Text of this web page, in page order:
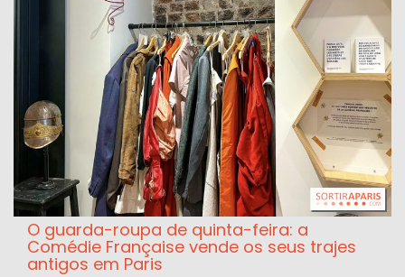
O guarda-roupa de quinta-feira: a
Comédie Française vende os seus trajes
antigos em Paris